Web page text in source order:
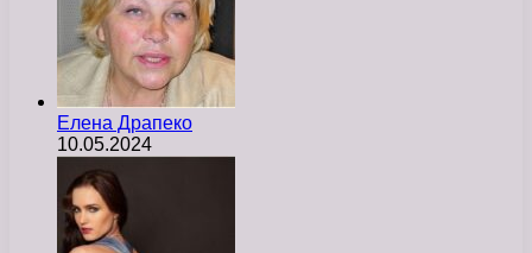
Елена Драпеко
10.05.2024